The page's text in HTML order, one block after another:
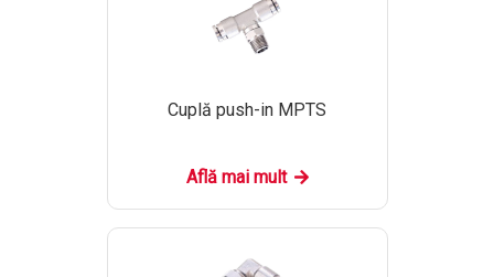
Cuplă push-in MPTS
Află mai mult